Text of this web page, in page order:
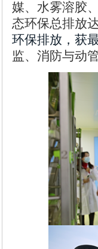
媒、水雾溶胶
态环保总排放
环保排放，获
监、消防与动